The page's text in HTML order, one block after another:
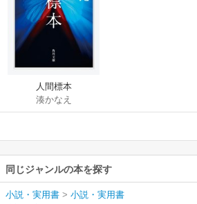
人間標本
湊かなえ
同じジャンルの本を探す
小説・実用書 > 小説・実用書